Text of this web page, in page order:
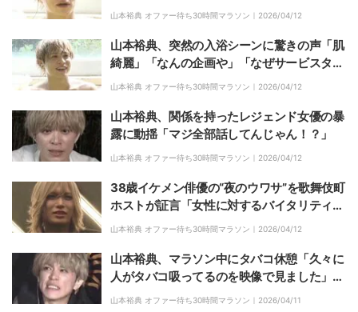
山本裕典 オファー待ち30時間マラソン｜ 2026/04/12
山本裕典、突然の入浴シーンに驚きの声「肌
綺麗」「なんの企画や」「なぜサービスタイ
ム」
山本裕典 オファー待ち30時間マラソン｜ 2026/04/12
山本裕典、関係を持ったレジェンド女優の暴
露に動揺「マジ全部話してんじゃん！？」
山本裕典 オファー待ち30時間マラソン｜ 2026/04/12
38歳イケメン俳優の“夜のウワサ”を歌舞伎町
ホストが証言「女性に対するバイタリティが
すごい」
山本裕典 オファー待ち30時間マラソン｜ 2026/04/12
山本裕典、マラソン中にタバコ休憩「久々に
人がタバコ吸ってるのを映像で見ました」驚
きの声
山本裕典 オファー待ち30時間マラソン｜ 2026/04/11